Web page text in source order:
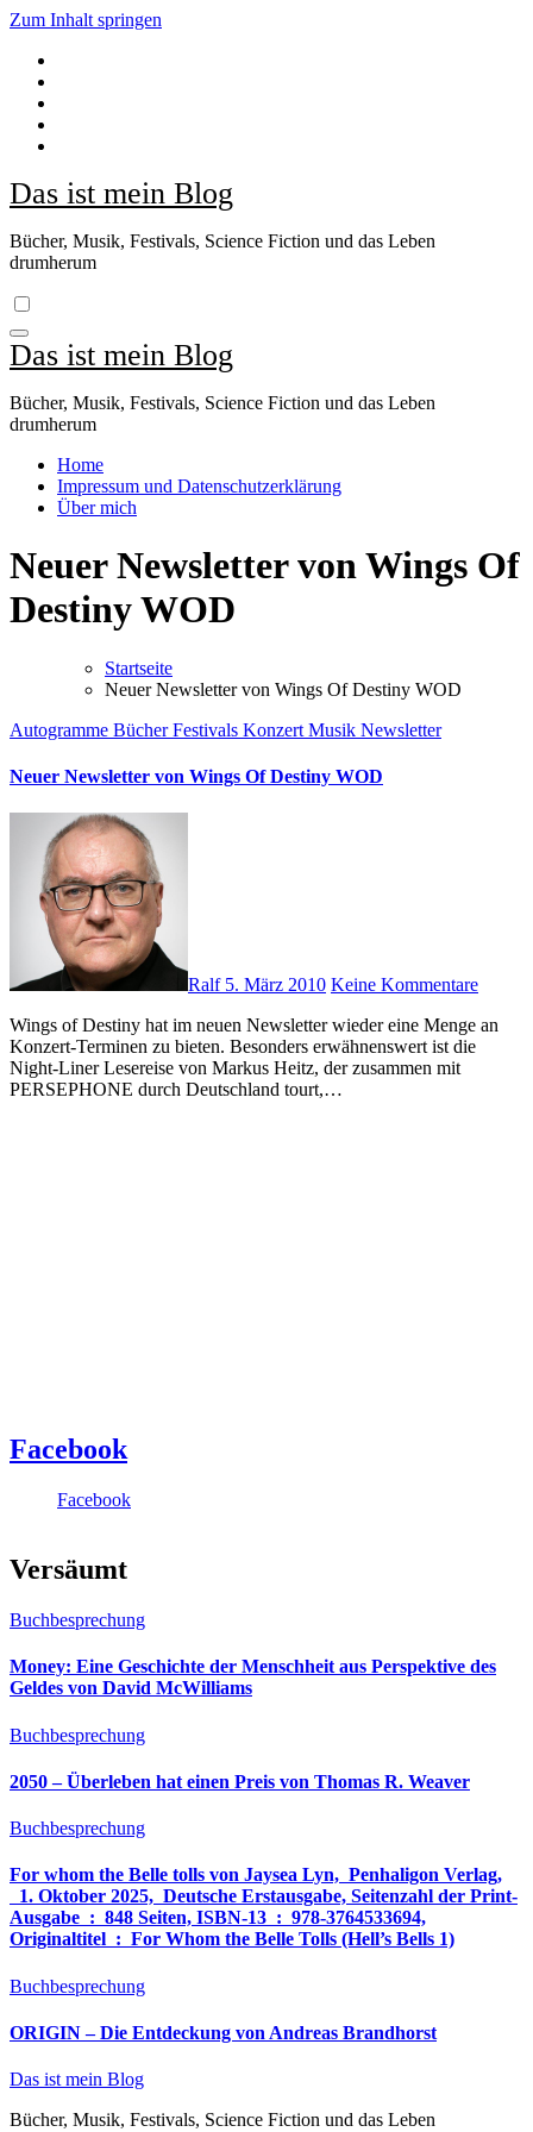
Zum Inhalt springen
Das ist mein Blog
Bücher, Musik, Festivals, Science Fiction und das Leben
drumherum
Das ist mein Blog
Bücher, Musik, Festivals, Science Fiction und das Leben
drumherum
Home
Impressum und Datenschutzerklärung
Über mich
Neuer Newsletter von Wings Of
Destiny WOD
Startseite
Neuer Newsletter von Wings Of Destiny WOD
Autogramme BücherFestivals Konzert Musik Newsletter
Neuer Newsletter von Wings Of Destiny WOD
Ralf 5. März 2010 Keine Kommentare
Wings of Destiny hat im neuen Newsletter wieder eine Menge an
Konzert-Terminen zu bieten. Besonders erwähnenswert ist die
Night-Liner Lesereise von Markus Heitz, der zusammen mit
PERSEPHONE durch Deutschland tourt,…
Facebook
Facebook
Versäumt
Buchbesprechung
Money: Eine Geschichte der Menschheit aus Perspektive des
Geldes von David McWilliams
Buchbesprechung
2050 – Überleben hat einen Preis von Thomas R. Weaver
Buchbesprechung
For whom the Belle tolls von Jaysea Lyn, ‎ Penhaligon Verlag,
‎ 1. Oktober 2025, ‎ Deutsche Erstausgabe, Seitenzahl der Print-
Ausgabe ‏ : ‎ 848 Seiten, ISBN-13 ‏ : ‎ 978-3764533694,
Originaltitel ‏ : ‎ For Whom the Belle Tolls (Hell’s Bells 1)
Buchbesprechung
ORIGIN – Die Entdeckung von Andreas Brandhorst
Das ist mein Blog
Bücher, Musik, Festivals, Science Fiction und das Leben